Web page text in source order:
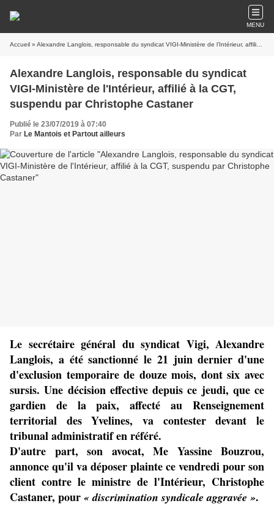
MENU
Accueil » Alexandre Langlois, responsable du syndicat VIGI-Ministère de l'Intérieur, affilié à la CGT, suspendu par Christophe Castaner
Alexandre Langlois, responsable du syndicat
VIGI-Ministère de l'Intérieur, affilié à la CGT,
suspendu par Christophe Castaner
Publié le 23/07/2019 à 07:40
Par Le Mantois et Partout ailleurs
Le secrétaire général du syndicat Vigi, Alexandre
Langlois, a été sanctionné le 21 juin dernier d'une
d'exclusion temporaire de douze mois, dont six avec
sursis. Une décision effective depuis ce jeudi, que ce
gardien de la paix, affecté au Renseignement
territorial des Yvelines, va contester devant le
tribunal administratif en référé.
D'autre part, son avocat, Me Yassine Bouzrou,
annonce qu'il va déposer plainte ce vendredi pour son
client contre le ministre de l'Intérieur, Christophe
Castaner, pour « discrimination syndicale aggravée ».